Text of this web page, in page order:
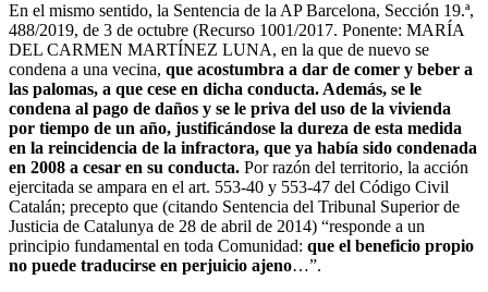
En el mismo sentido, la Sentencia de la AP Barcelona, Sección 19.ª,
488/2019, de 3 de octubre (Recurso 1001/2017. Ponente: MARÍA
DEL CARMEN MARTÍNEZ LUNA, en la que de nuevo se
condena a una vecina, que acostumbra a dar de comer y beber a
las palomas, a que cese en dicha conducta. Además, se le
condena al pago de daños y se le priva del uso de la vivienda
por tiempo de un año, justificándose la dureza de esta medida
en la reincidencia de la infractora, que ya había sido condenada
en 2008 a cesar en su conducta. Por razón del territorio, la acción
ejercitada se ampara en el art. 553-40 y 553-47 del Código Civil
Catalán; precepto que (citando Sentencia del Tribunal Superior de
Justicia de Catalunya de 28 de abril de 2014) “responde a un
principio fundamental en toda Comunidad: que el beneficio propio
no puede traducirse en perjuicio ajeno…”.